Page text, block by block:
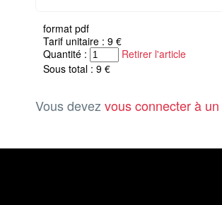
format pdf
Tarif unitaire : 9 €
Quantité :
Retirer l'article
Sous total : 9 €
Vous devez vous connecter à